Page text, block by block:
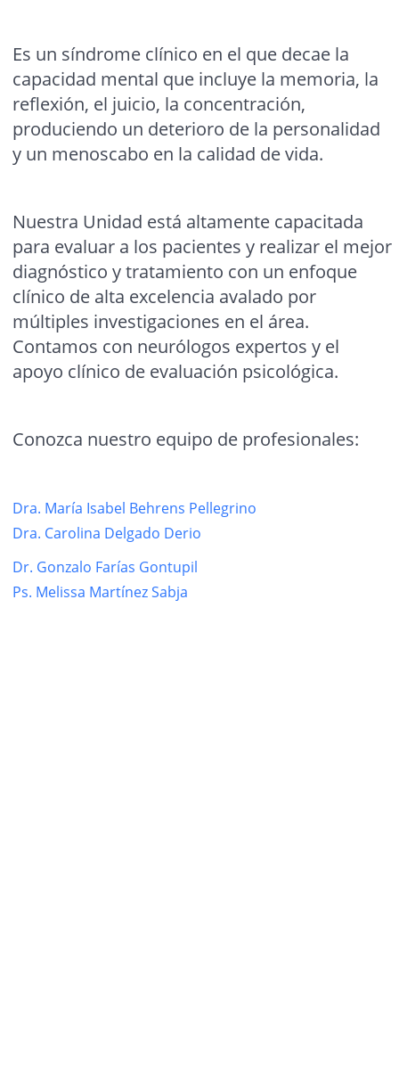
Es un síndrome clínico en el que decae la
capacidad mental que incluye la memoria, la
reflexión, el juicio, la concentración,
produciendo un deterioro de la personalidad
y un menoscabo en la calidad de vida.
Nuestra Unidad está altamente capacitada
para evaluar a los pacientes y realizar el mejor
diagnóstico y tratamiento con un enfoque
clínico de alta excelencia avalado por
múltiples investigaciones en el área.
Contamos con neurólogos expertos y el
apoyo clínico de evaluación psicológica.
Conozca nuestro equipo de profesionales:
Dra. María Isabel Behrens Pellegrino
Dra. Carolina Delgado Derio
Dr. Gonzalo Farías Gontupil
Ps. Melissa Martínez Sabja